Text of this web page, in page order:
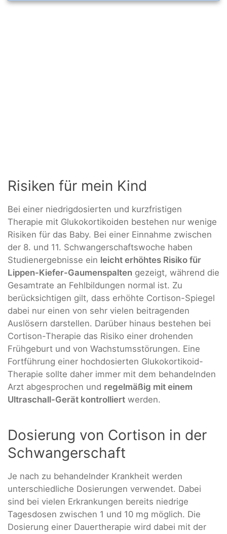
Risiken für mein Kind
Bei einer niedrigdosierten und kurzfristigen
Therapie mit Glukokortikoiden bestehen nur wenige
Risiken für das Baby. Bei einer Einnahme zwischen
der 8. und 11. Schwangerschaftswoche haben
Studienergebnisse ein leicht erhöhtes Risiko für
Lippen-Kiefer-Gaumenspalten gezeigt, während die
Gesamtrate an Fehlbildungen normal ist. Zu
berücksichtigen gilt, dass erhöhte Cortison-Spiegel
dabei nur einen von sehr vielen beitragenden
Auslösern darstellen. Darüber hinaus bestehen bei
Cortison-Therapie das Risiko einer drohenden
Frühgeburt und von Wachstumsstörungen. Eine
Fortführung einer hochdosierten Glukokortikoid-
Therapie sollte daher immer mit dem behandelnden
Arzt abgesprochen und regelmäßig mit einem
Ultraschall-Gerät kontrolliert werden.
Dosierung von Cortison in der
Schwangerschaft
Je nach zu behandelnder Krankheit werden
unterschiedliche Dosierungen verwendet. Dabei
sind bei vielen Erkrankungen bereits niedrige
Tagesdosen zwischen 1 und 10 mg möglich. Die
Dosierung einer Dauertherapie wird dabei mit der